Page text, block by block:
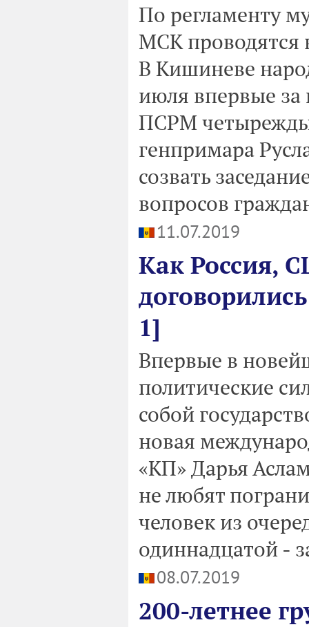
По регламенту
МСК проводятся
В Кишиневе
июля впервые за
ПСРМ четырежды
генпримара
созвать
вопросов
11.07.2019
Как Россия,
1]
Впервые в
политические
собой
новая
«КП» Дарья
не любят
человек из
одиннадцатой -
08.07.2019
200-летнее